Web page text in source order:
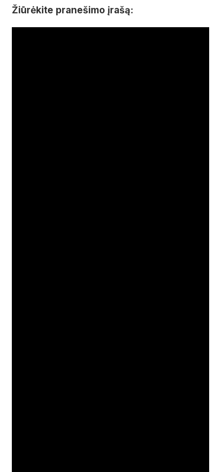
Žiūrėkite pranešimo įrašą: